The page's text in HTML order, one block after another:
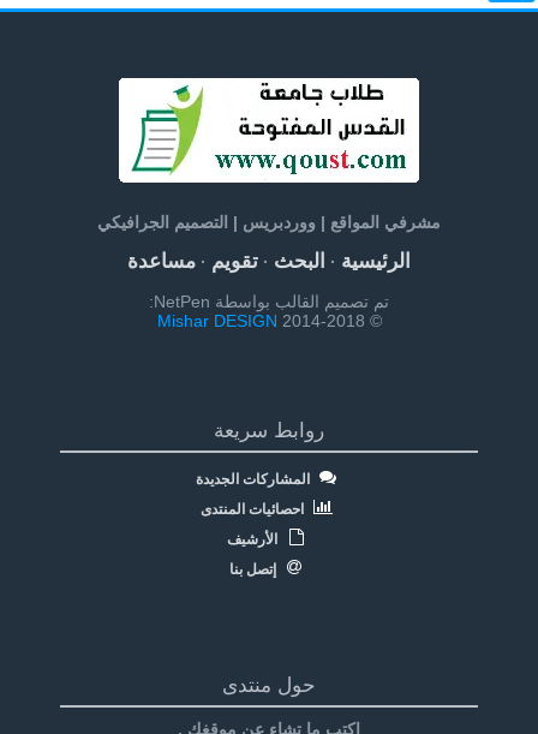
مشرفي المواقع | ووردبريس | التصميم الجرافيكي
الرئيسية· البحث· تقويم· مساعدة
تم تصميم القالب بواسطة NetPen:
© 2014-2018
Mishar DESIGN
روابط سريعة
المشاركات الجديدة
احصائيات المنتدى
الأرشيف
إتصل بنا
حول منتدى
إكتب ما تشاء عن موقغك .